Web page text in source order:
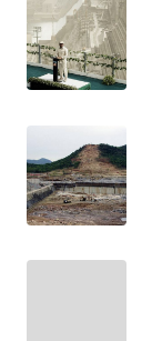
KARIR
DISCLAIMER
Wahana
Regional
WN